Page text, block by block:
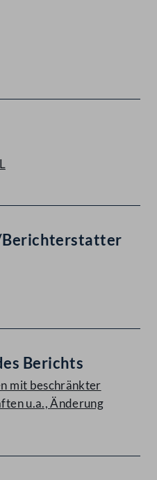
Berichts
mit beschränkter
u.a., Änderung